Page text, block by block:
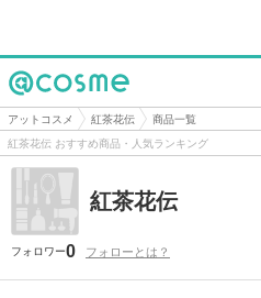
@cosme
アットコスメ 紅茶花伝
商品一覧
紅茶花伝 おすすめ商品・人気ランキング
紅茶花伝
フォロワー0 フォローとは？